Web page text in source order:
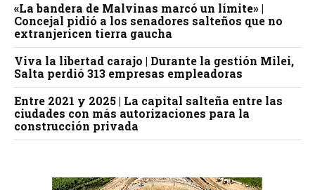
«La bandera de Malvinas marcó un límite» |
Concejal pidió a los senadores salteños que no
extranjericen tierra gaucha
Viva la libertad carajo | Durante la gestión Milei,
Salta perdió 313 empresas empleadoras
Entre 2021 y 2025 | La capital salteña entre las
ciudades con más autorizaciones para la
construcción privada